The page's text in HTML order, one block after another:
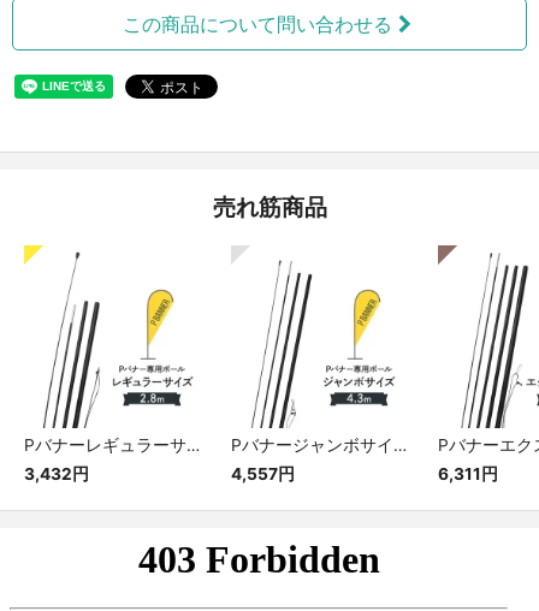
この商品について問い合わせる
売れ筋商品
Pバナーレギュラーサイズ専用ポール
3,432円
Pバナージャンボサイズ専用ポール
4,557円
6,311円